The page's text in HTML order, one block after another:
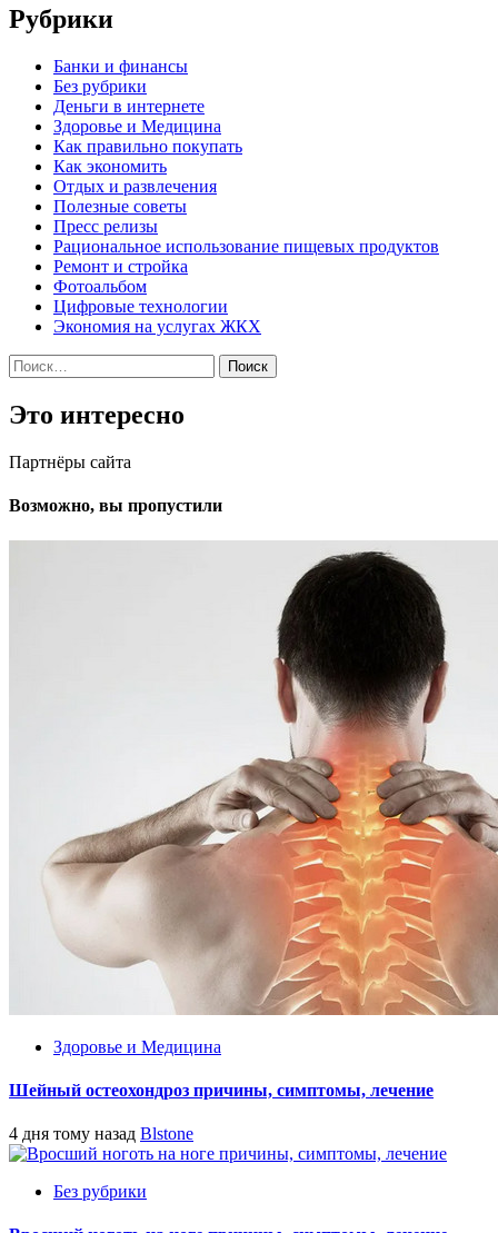
Рубрики
Банки и финансы
Без рубрики
Деньги в интернете
Здоровье и Медицина
Как правильно покупать
Как экономить
Отдых и развлечения
Полезные советы
Пресс релизы
Рациональное использование пищевых продуктов
Ремонт и стройка
Фотоальбом
Цифровые технологии
Экономия на услугах ЖКХ
Найти:
Это интересно
Партнёры сайта
Возможно, вы пропустили
Здоровье и Медицина
Шейный остеохондроз причины, симптомы, лечение
4 дня тому назад Blstone
Без рубрики